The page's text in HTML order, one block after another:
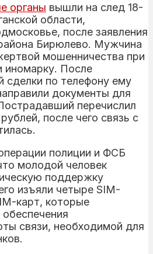
органы вышли на след 18-
области,
после заявления
Бирюлево. Мужчина
мошенничества при
иномарку. После
сделки по телефону ему
документы для
перечислил
после чего связь с
полиции и ФСБ
молодой человек
поддержку
изъяли четыре SIM-
карт, которые
связи, необходимой для